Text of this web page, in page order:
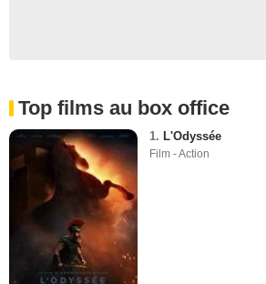
Top films au box office
1. L'Odyssée
Film - Action